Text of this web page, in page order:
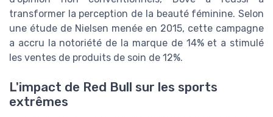
transformer la perception de la beauté féminine. Selon
une étude de Nielsen menée en 2015, cette campagne
a accru la notoriété de la marque de 14% et a stimulé
les ventes de produits de soin de 12%.
L'impact de Red Bull sur les sports
extrêmes